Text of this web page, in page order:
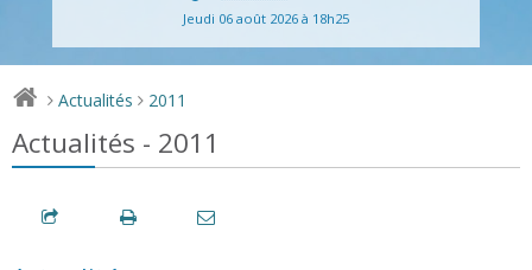
Jeudi 06 août 2026 à 18h25
> Actualités > 2011
Actualités - 2011